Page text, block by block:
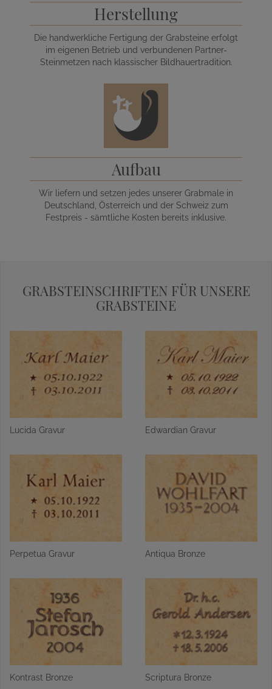
Herstellung
Die handwerkliche Fertigung der Grabsteine erfolgt
im eigenen Betrieb und verbundenen Partner-
Steinmetzen nach klassischer Bildhauertradition.
Aufbau
Wir liefern und setzen jedes unserer Grabmale in
Deutschland, Österreich und der Schweiz zum
Festpreis - sämtliche Kosten bereits inklusive.
GRABSTEINSCHRIFTEN FÜR UNSERE
GRABSTEINE
Lucida Gravur Edwardian Gravur
Perpetua Gravur Antiqua Bronze
Kontrast Bronze Scriptura Bronze